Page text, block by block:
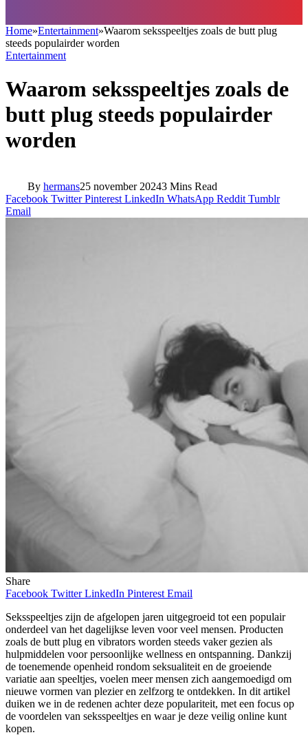
Home»Entertainment»Waarom seksspeeltjes zoals de butt plug
steeds populairder worden
Entertainment
Waarom seksspeeltjes zoals de
butt plug steeds populairder
worden
By hermans25 november 20243 Mins Read
Facebook Twitter Pinterest LinkedIn WhatsApp Reddit Tumblr
Email
Share
Facebook Twitter LinkedIn Pinterest Email
Seksspeeltjes zijn de afgelopen jaren uitgegroeid tot een populair
onderdeel van het dagelijkse leven voor veel mensen. Producten
zoals de butt plug en vibrators worden steeds vaker gezien als
hulpmiddelen voor persoonlijke wellness en ontspanning. Dankzij
de toenemende openheid rondom seksualiteit en de groeiende
variatie aan speeltjes, voelen meer mensen zich aangemoedigd om
nieuwe vormen van plezier en zelfzorg te ontdekken. In dit artikel
duiken we in de redenen achter deze populariteit, met een focus op
de voordelen van seksspeeltjes en waar je deze veilig online kunt
kopen.